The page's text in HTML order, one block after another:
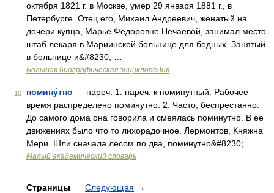
октября 1821 г. в Москве, умер 29 января 1881 г., в
Петербурге. Отец его, Михаил Андреевич, женатый на
дочери купца, Марье Федоровне Нечаевой, занимал место
штаб лекаря в Мариинской больнице для бедных. Занятый
в больнице и&#8230; …
Большая биографическая энциклопедия
10 помину́тно — нареч. 1. нареч. к поминутный. Рабочее
время распределено поминутно. 2. Часто, беспрестанно.
До самого дома она говорила и смеялась поминутно. В ее
движениях было что то лихорадочное. Лермонтов, Княжна
Мери. Шли сначала лесом по два, поминутно&#8230; …
Малый академический словарь
Страницы Следующая →